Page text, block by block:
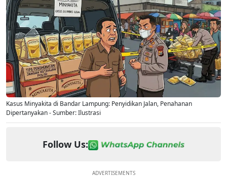
Kasus Minyakita di Bandar Lampung: Penyidikan Jalan, Penahanan
Dipertanyakan - Sumber: Ilustrasi
Follow Us:
ADVERTISEMENTS